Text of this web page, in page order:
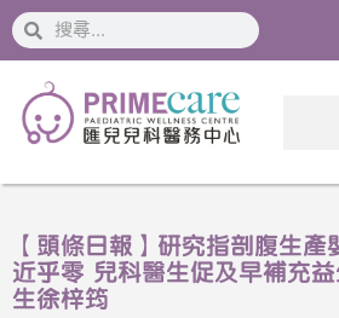
搜
索
搜
索
【頭條日報】研究指剖腹生
近乎零 兒科醫生促及早補充
生徐梓筠